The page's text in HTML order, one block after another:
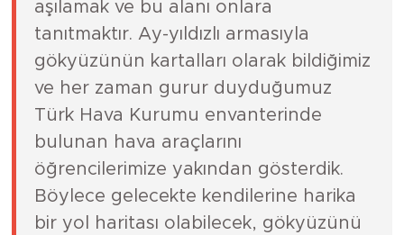
aşılamak ve bu alanı onlara
tanıtmaktır. Ay-yıldızlı armasıyla
gökyüzünün kartalları olarak bildiğimiz
ve her zaman gurur duyduğumuz
Türk Hava Kurumu envanterinde
bulunan hava araçlarını
öğrencilerimize yakından gösterdik.
Böylece gelecekte kendilerine harika
bir yol haritası olabilecek, gökyüzünü